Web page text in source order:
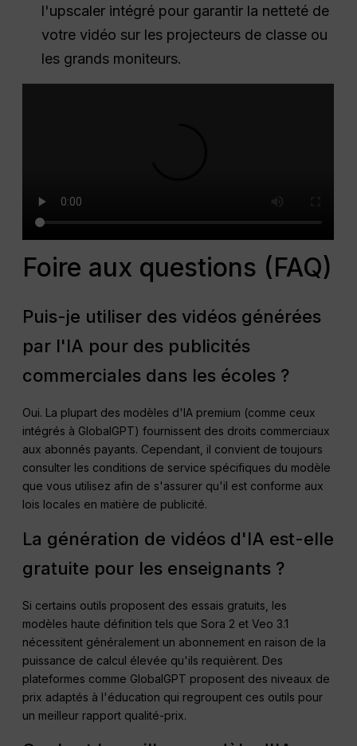
l'upscaler intégré pour garantir la netteté de
votre vidéo sur les projecteurs de classe ou
les grands moniteurs.
Foire aux questions (FAQ)
Puis-je utiliser des vidéos générées
par l'IA pour des publicités
Oui. La plupart des modèles d'IA premium (comme ceux
intégrés à GlobalGPT) fournissent des droits commerciaux
aux abonnés payants. Cependant, il convient de toujours
consulter les conditions de service spécifiques du modèle
que vous utilisez afin de s'assurer qu'il est conforme aux
La génération de vidéos d'IA est-elle
Si certains outils proposent des essais gratuits, les
modèles haute définition tels que Sora 2 et Veo 3.1
nécessitent généralement un abonnement en raison de la
puissance de calcul élevée qu'ils requièrent. Des
plateformes comme GlobalGPT proposent des niveaux de
prix adaptés à l'éducation qui regroupent ces outils pour